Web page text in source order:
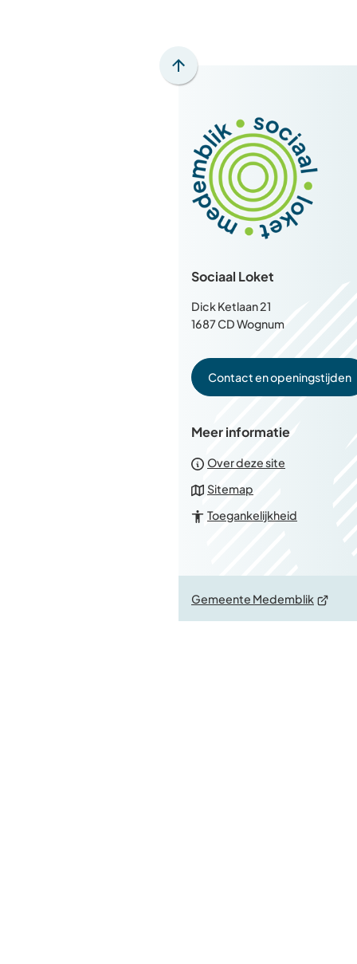
Scroll
naar
het
begin
van
paginainhoud
Sociaal Loket
Dick Ketlaan 21
1687 CD Wognum
Contact en openingstijden
Meer informatie
Over deze site
Sitemap
Toegankelijkheid
Gemeente Medemblik